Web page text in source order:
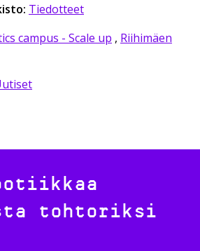
Tiedotteet
campus - Scale up , Riihimäen
tohtoriksi